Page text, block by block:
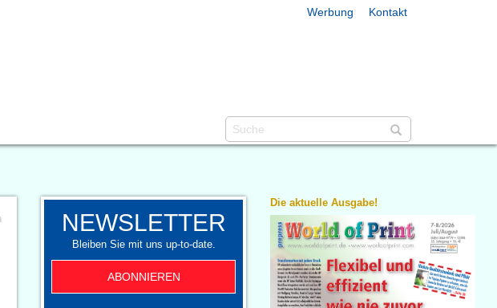
Werbung Kontakt
NEWSLETTER
Bleiben Sie mit uns up-to-date.
ABONNIEREN
Die aktuelle Ausgabe!